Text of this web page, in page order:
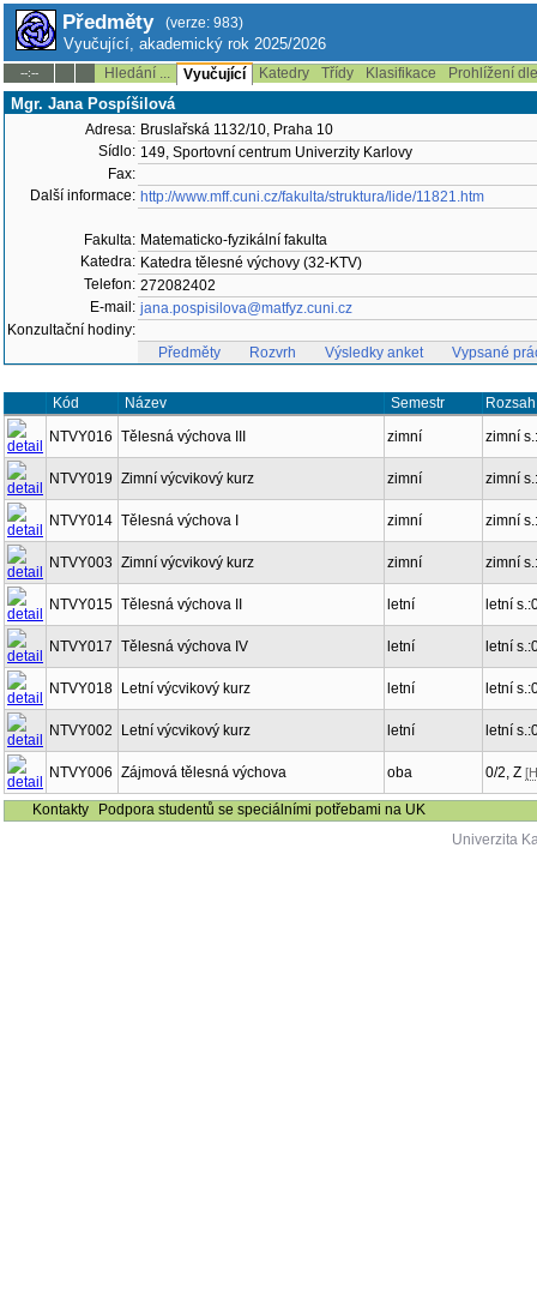
Předměty (verze: 983)
Vyučující, akademický rok 2025/2026
--:-- Hledání ... Vyučující Katedry Třídy Klasifikace Prohlížení
Mgr. Jana Pospíšilová
Adresa: Bruslařská 1132/10, Praha 10
Sídlo: 149, Sportovní centrum Univerzity Karlovy
Fax:
Další informace: http://www.mff.cuni.cz/fakulta/struktura/lide/11821.htm
Fakulta: Matematicko-fyzikální fakulta
Katedra: Katedra tělesné výchovy (32-KTV)
Telefon: 272082402
E-mail: jana.pospisilova@matfyz.cuni.cz
Konzultační hodiny:
Předměty
Rozvrh Výsledky anket Vypsané
Kód Název Semestr
NTVY016 Tělesná výchova III zimní zimní
NTVY019 Zimní výcvikový kurz zimní zimní
NTVY014 Tělesná výchova I zimní zimní
NTVY003 Zimní výcvikový kurz zimní zimní
NTVY015 Tělesná výchova II letní letní
NTVY017 Tělesná výchova IV letní letní
NTVY018 Letní výcvikový kurz letní letní
NTVY002 Letní výcvikový kurz letní letní
NTVY006 Zájmová tělesná výchova oba 0/2, Z
Kontakty
Podpora studentů se speciálními potřebami na UK
Univerzita